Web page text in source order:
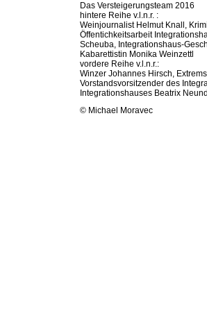
Das Versteigerungsteam 2016
hintere Reihe v.l.n.r. :
Weinjournalist Helmut Knall,
Öffentichkeitsarbeit
Scheuba, Integrationshaus-
Kabarettistin Monika Weinzettl
vordere Reihe v.l.n.r.:
Winzer Johannes Hirsch,
Vorstandsvorsitzender des
Integrationshauses Beatrix
© Michael Moravec